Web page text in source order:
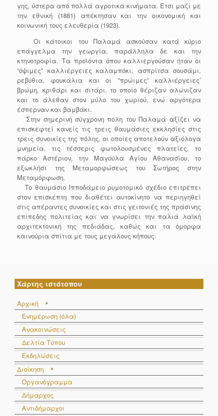
γης, ύστερα από πολλά αγροτικά κινήματα. Έτσι μαζί με
την εθνική (1881) απέκτησαν και την οικονομική και
κοινωνική τους ελευθερία (1923).
Οι κάτοικοι του Παλαμά ασκούσαν κατά κύριο
επάγγελμα την γεωργία, παράλληλα δε και την
κτηνοτροφία. Τα προϊόντα όπου καλλιεργούσαν ήταν οι
“όψιμες” καλλιέργειες καλαμπόκι, ασπρίτσα σουσάμι,
ρεβύθια, φουκάλια και οι ”πρώιμες” καλλιέργειες’
βρώμη, κριθάρι και σιτάρι, το οποίο θέριζαν αλώνιζαν
και το άλεθαν στον μύλο του χωριού, ενώ αργότερα
έσπερναν και βαμβάκι.
Στην σημερινή σύγχρονη πόλη του Παλαμά αξίζει να
επισκεφτεί κανείς τις τρεις θαυμάσιες εκκλησίες στις
τρεις συνοικίες της πόλης, οι οποίες αποτελούν αξιόλογα
μνημεία, τις τέσσερις φωτολουσμένες πλατείες, το
πάρκο Αστέριον, την Μαγούλα Αγίου Αθανασίου, το
εξωκλήσι της Μεταμορφώσεως του Σωτήρος στην
Μεταμόρφωση.
Το θαυμάσιο Ιπποδάμειο ρυμοτομικό σχέδιο επιτρέπει
στον επισκέπτη που διαθέτει αυτοκίνητο να περιηγηθεί
στις απέραντες συνοικίες και στις γειτονιές της πράσινης
επίπεδης πολιτείας και να γνωρίσει την παλιά λαϊκή
αρχιτεκτονική της πεδιάδας, καθώς και τα όμορφα
καινούρια σπίτια με τους μεγάλους κήπους.
Χάρτης ιστότοπου
Αρχική
Ενημέρωση (όλα)
Ανακοινώσεις
Δελτία Τύπου
Εκδηλώσεις
Διοίκηση
Οργανόγραμμα
Δήμαρχος
Αντιδήμαρχοι